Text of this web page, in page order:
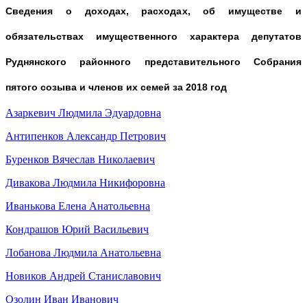
Сведения о доходах, расходах, об имуществе и
обязательствах имущественного характера депутатов
Руднянского районного представительного Собрания
пятого созыва и членов их семей за 2018 год
Азаркевич Людмила Эдуардовна
Антипенков Александр Петрович
Буренков Вячеслав Николаевич
Дивакова Людмила Никифоровна
Иванькова Елена Анатольевна
Кондрашов Юрий Васильевич
Лобанова Людмила Анатольевна
Новиков Андрей Станиславович
Озолин Иван Иванович